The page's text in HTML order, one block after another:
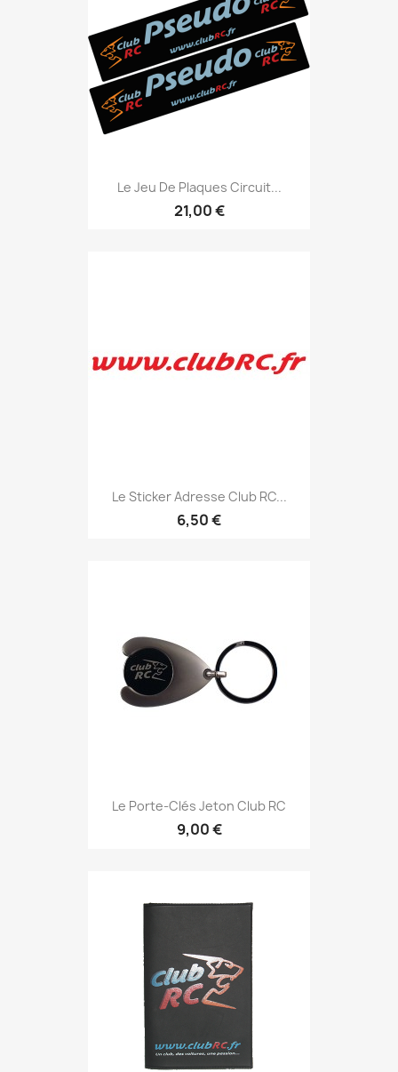
Le Jeu De Plaques Circuit...
21,00 €
Le Sticker Adresse Club RC...
6,50 €
Le Porte-Clés Jeton Club RC
9,00 €